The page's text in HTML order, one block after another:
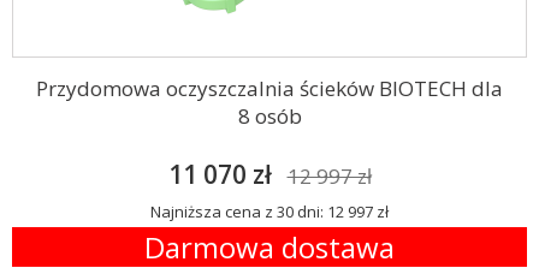
Przydomowa oczyszczalnia ścieków BIOTECH dla
8 osób
11 070 zł 12 997 zł
Najniższa cena z 30 dni: 12 997 zł
Darmowa dostawa